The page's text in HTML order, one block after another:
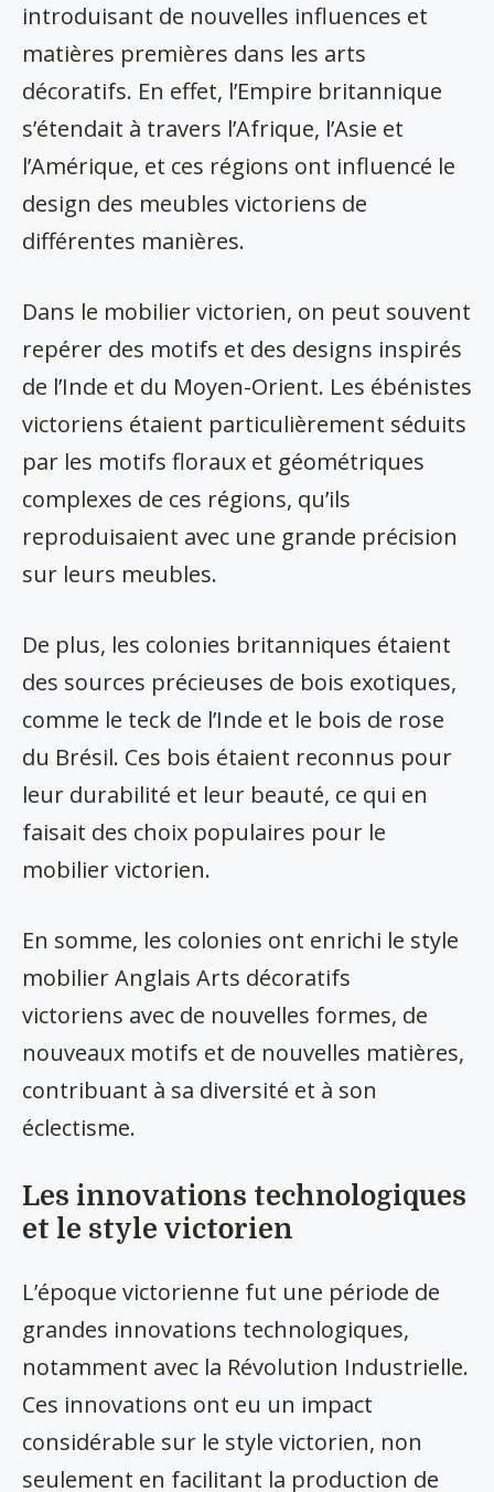
introduisant de nouvelles influences et
matières premières dans les arts
décoratifs. En effet, l’Empire britannique
s’étendait à travers l’Afrique, l’Asie et
l’Amérique, et ces régions ont influencé le
design des meubles victoriens de
différentes manières.
Dans le mobilier victorien, on peut souvent
repérer des motifs et des designs inspirés
de l’Inde et du Moyen-Orient. Les ébénistes
victoriens étaient particulièrement séduits
par les motifs floraux et géométriques
complexes de ces régions, qu’ils
reproduisaient avec une grande précision
sur leurs meubles.
De plus, les colonies britanniques étaient
des sources précieuses de bois exotiques,
comme le teck de l’Inde et le bois de rose
du Brésil. Ces bois étaient reconnus pour
leur durabilité et leur beauté, ce qui en
faisait des choix populaires pour le
mobilier victorien.
En somme, les colonies ont enrichi le style
mobilier Anglais Arts décoratifs
victoriens avec de nouvelles formes, de
nouveaux motifs et de nouvelles matières,
contribuant à sa diversité et à son
éclectisme.
Les innovations technologiques
et le style victorien
L’époque victorienne fut une période de
grandes innovations technologiques,
notamment avec la Révolution Industrielle.
Ces innovations ont eu un impact
considérable sur le style victorien, non
seulement en facilitant la production de